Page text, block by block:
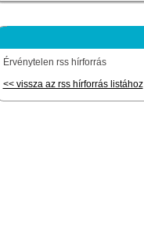
Érvénytelen rss hírforrás
<< vissza az rss hírforrás listához